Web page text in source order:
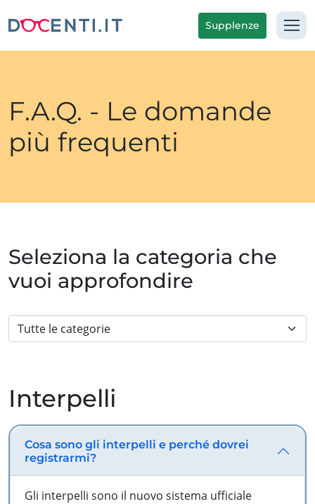
Supplenze
F.A.Q. - Le domande
più frequenti
Seleziona la categoria che
vuoi approfondire
Interpelli
Cosa sono gli interpelli e perché dovrei
registrarmi?
Gli interpelli sono il nuovo sistema ufficiale